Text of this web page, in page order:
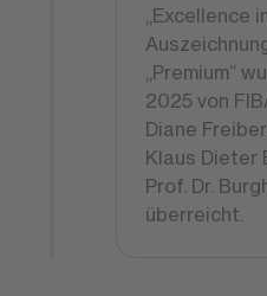
„Excellence
„Premium“
2025 von
Diane
Klaus Dieter
Prof. Dr.
überreicht.